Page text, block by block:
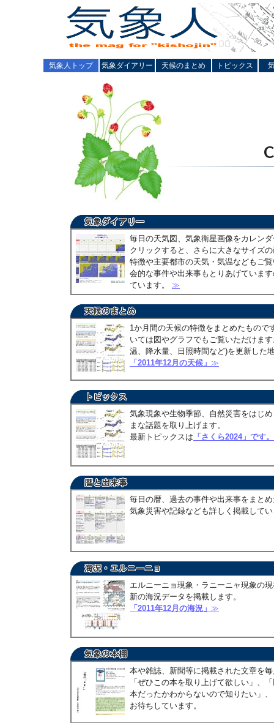
気象人トップ 気象ダイアリー 天候のまとめ トピックス
毎日の天気図、気象衛星画像をカレン
クリックすると、さらに大きなサイズ
特徴や主要都市の天気・気温などもご
会的な事件や出来事もとりあげていま
ています。 ≫
1か月間の天候の特徴をまとめたもので
いては図やグラフでもご覧いただけま
温、降水量、日照時間など)を更新した
「2011年12月の天候」 ≫
気象現象や生物季節、自然災害をはじ
まな話題を取り上げます。
最新トピックスは 「さくら2024」です。
毎日の暦、過去の事件や出来事をまと
気象災害や記録なども詳しく掲載して
エルニーニョ現象・ラニーニャ現象の
新の海況データを掲載します。
「2011年12月の海況」 ≫
本や雑誌、新聞等に掲載された文章を
「ぜひこの本を取り上げて欲しい」、
本だったかわからないので知りたい」
お待ちしています。